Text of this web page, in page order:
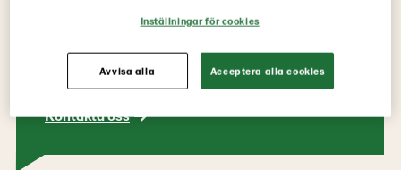
Vill du ha en offert?
Prata med en av våra säljare!
Kontakta oss
Inställningar för cookies
Avvisa alla Acceptera alla cookies